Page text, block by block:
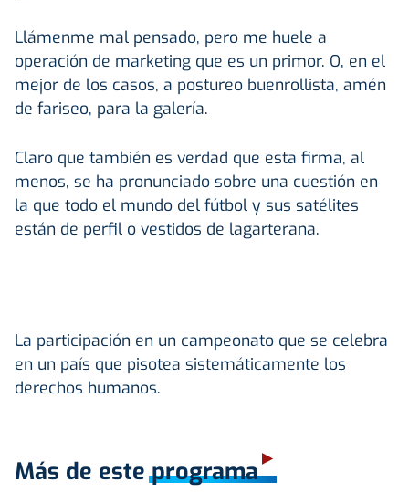
Llámenme mal pensado, pero me huele a
operación de marketing que es un primor. O, en el
mejor de los casos, a postureo buenrollista, amén
de fariseo, para la galería.
Claro que también es verdad que esta firma, al
menos, se ha pronunciado sobre una cuestión en
la que todo el mundo del fútbol y sus satélites
están de perfil o vestidos de lagarterana.
La participación en un campeonato que se celebra
en un país que pisotea sistemáticamente los
derechos humanos.
Más de este programa